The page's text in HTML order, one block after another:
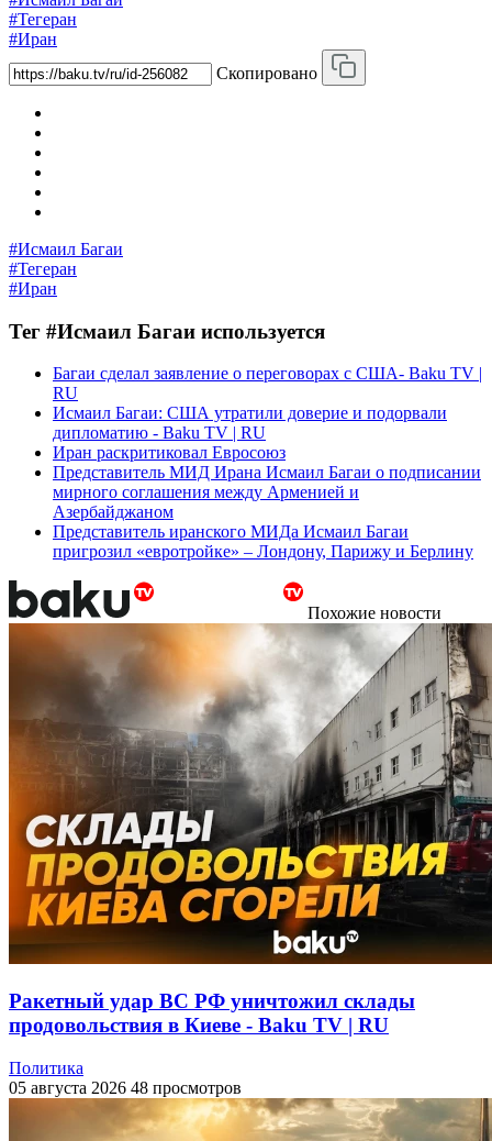
#Тегеран
#Иран
Скопировано
#Исмаил Багаи
#Тегеран
#Иран
Тег #Исмаил Багаи используется
Багаи сделал заявление о переговорах с США- Baku TV |
RU
Исмаил Багаи: США утратили доверие и подорвали
дипломатию - Baku TV | RU
Иран раскритиковал Евросоюз
Представитель МИД Ирана Исмаил Багаи о подписании
мирного соглашения между Арменией и
Азербайджаном
Представитель иранского МИДа Исмаил Багаи
пригрозил «евротройке» – Лондону, Парижу и Берлину
Похожие новости
Ракетный удар ВС РФ уничтожил склады
продовольствия в Киеве - Baku TV | RU
Политика
05 августа 2026 48 просмотров